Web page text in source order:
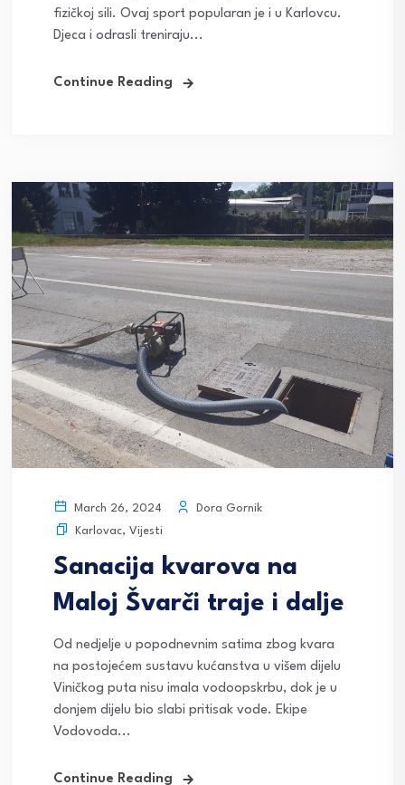
fizičkoj sili. Ovaj sport popularan je i u Karlovcu.
Djeca i odrasli treniraju...
Continue Reading
March 26, 2024
Dora Gornik
Karlovac, Vijesti
Sanacija kvarova na
Maloj Švarči traje i dalje
Od nedjelje u popodnevnim satima zbog kvara
na postojećem sustavu kućanstva u višem dijelu
Viničkog puta nisu imala vodoopskrbu, dok je u
donjem dijelu bio slabi pritisak vode. Ekipe
Vodovoda...
Continue Reading